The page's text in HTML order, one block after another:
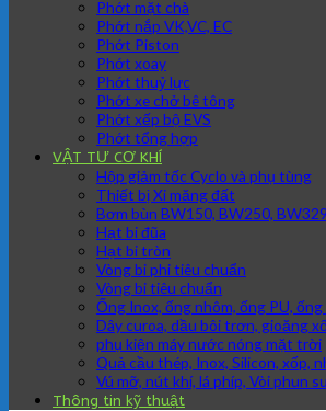
Phớt mặt chà
Phớt nắp VK,VC, EC
Phớt Piston
Phớt xoay
Phớt thuỷ lực
Phớt xe chở bê tông
Phớt xếp bộ EVS
Phớt tổng hợp
VẬT TƯ CƠ KHÍ
Hộp giảm tốc Cyclo và phụ tùng
Thiết bị Xi măng đất
Bơm bùn BW150, BW250, BW329
Hạt bi đũa
Hạt bi tròn
Vòng bi phi tiêu chuẩn
Vòng bi tiêu chuẩn
Ống Inox, ống nhôm, ống PU,
Dây curoa, dầu bôi trơn, gioăng
phụ kiện máy nước nóng mặt trời
Quả cầu thép, Inox, Silicon, xốp,
Vú mỡ, nút khí, lá phíp, Vòi phun
Thông tin kỹ thuật